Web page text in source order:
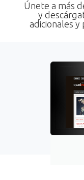
Únete a más
y
adicionales